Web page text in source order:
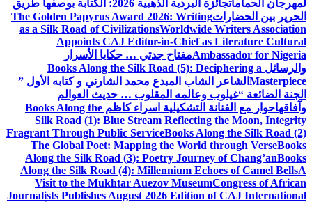
لمهرجان الحمامات
جائزة البردية الذهبية 2026: الكتابة بوصفها طريق
الحرير بين الحضاراتThe Golden Papyrus Award 2026: Writing
as a Silk Road of CivilizationsWorldwide Writers Association
Appoints CAJ Editor-in-Chief as Literature Cultural
Ambassador for Nigeriaمفتاح جدتي … حكايا الأسرار
والرسائل Books Along the Silk Road (5): Deciphering a
Masterpiece الشاعر الشاب المبدع محمد الشارني و كتابه الأول ”
الجنة الضائعة “غيلوب وعالمه المقلوب … حديث العوالم
وآفاقهاحوار مع الفنانة التشكيلية اسراء كاظم Books Along the
Silk Road (1): Blue Stream Reflecting the Moon, Integrity
Fragrant Through Public ServiceBooks Along the Silk Road (2)
The Global Poet: Mapping the World through VerseBooks
Along the Silk Road (3): Poetry Journey of Chang’anBooks
Along the Silk Road (4): Millennium Echoes of Camel BellsA
Visit to the Mukhtar Auezov MuseumCongress of African
Journalists Publishes August 2026 Edition of CAJ International